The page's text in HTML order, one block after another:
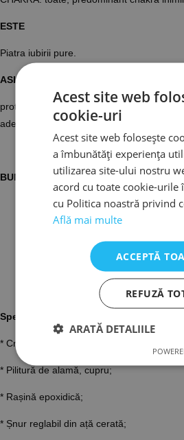
ESTE
Piatra iubirii pure.
ASIGURĂ PROTECȚIE
protejează îndragostiții, copiii, părinții,
adevărate;
BUN PENTRU
Atrage persoane bune în preajma
Scade stresul, depresia, frica,
Recomandabil a se purta în
emotionale: divorț, eșecuri,
suflete îndurerate.
Specificații, conținut:
* Cristale semiprețioase veritabile
* Pilitură de alamă, cupru;
* Rașină epoxidică;
* Șnur reglabil din ață cerată;
Acest site web
cookie-uri
Acest site web folosește
a îmbunătăți experiența
utilizarea site-ului nostru
acord cu toate cookie-urile
cu Politica noastră privind
Află mai multe
ACCEPTĂ
REFUZĂ
ARATĂ DETALIILE